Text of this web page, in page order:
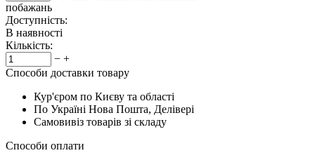
побажань
Доступність:
В наявності
Кількість:
− +
Способи доставки товару
Кур'єром по Києву та області
По Україні Нова Пошта, Делівері
Самовивіз товарів зі складу
Способи оплати